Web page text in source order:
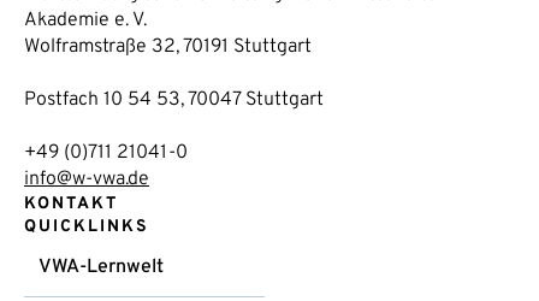
Akademie e. V.
Wolframstraße 32, 70191 Stuttgart
Postfach 10 54 53, 70047 Stuttgart
+49 (0)711 21041-0
info@w-vwa.de
KONTAKT
QUICKLINKS
VWA-Lernwelt